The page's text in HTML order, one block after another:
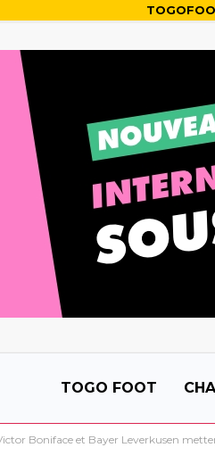
TOGO FOOT
Boniface et Bayer Leverkusen